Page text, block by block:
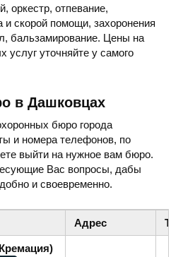
оркестр, отпевание,
и скорой помощи, захоронения
бальзамирование. Цены на
уточняйте у самого
в Дашковцах
бюро города
и номера телефонов, по
выйти на нужное вам бюро.
Вас вопросы, дабы
и своевременно.
Адрес